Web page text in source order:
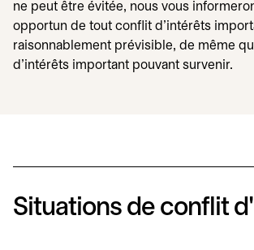
ne peut être évitée, nous vous
opportun de tout conflit d'intérêts
raisonnablement prévisible, de même
d'intérêts important pouvant survenir.
Situations de conflit